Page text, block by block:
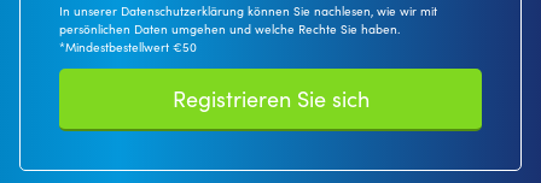
In unserer Datenschutzerklärung können Sie nachlesen, wie wir mit
persönlichen Daten umgehen und welche Rechte Sie haben.
*Mindestbestellwert €50
Registrieren Sie sich